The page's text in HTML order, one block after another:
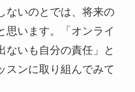
ないのとでは、将来の
思います。「オンライ
ないも自分の責任」と
スンに取り組んでみて